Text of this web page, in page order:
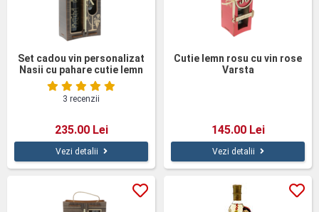
Set cadou vin personalizat
Nasii cu pahare cutie lemn
3 recenzii
235.00 Lei
Vezi detalii
Cutie lemn rosu cu vin rose
Varsta
145.00 Lei
Vezi detalii